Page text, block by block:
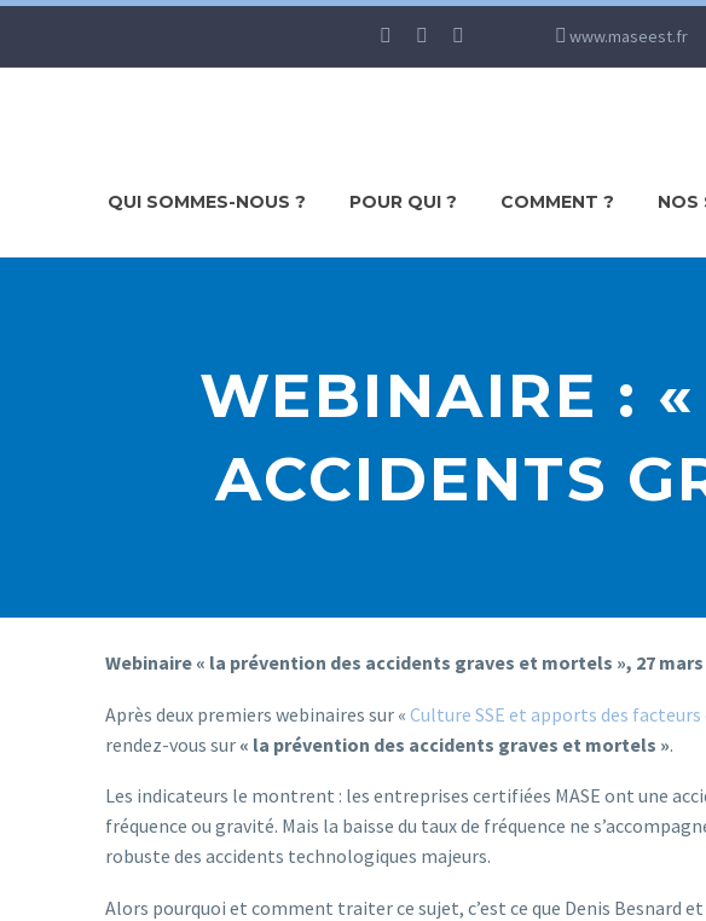
www.maseest.fr
QUI SOMMES-NOUS ? POUR QUI ? COMMENT ? NOS
WEBINAIRE :
ACCIDENTS
Webinaire « la prévention des accidents graves et mortels », 27 mars
Après deux premiers webinaires sur « Culture SSE et apports des
rendez-vous sur « la prévention des accidents graves et mortels ».
Les indicateurs le montrent : les entreprises certifiées MASE ont une
fréquence ou gravité. Mais la baisse du taux de fréquence ne
robuste des accidents technologiques majeurs.
Alors pourquoi et comment traiter ce sujet, c’est ce que Denis Besnard